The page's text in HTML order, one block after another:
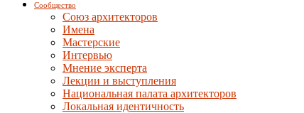
Сообщество
Союз архитекторов
Имена
Мастерские
Интервью
Мнение эксперта
Лекции и выступления
Национальная палата архитекторов
Локальная идентичность